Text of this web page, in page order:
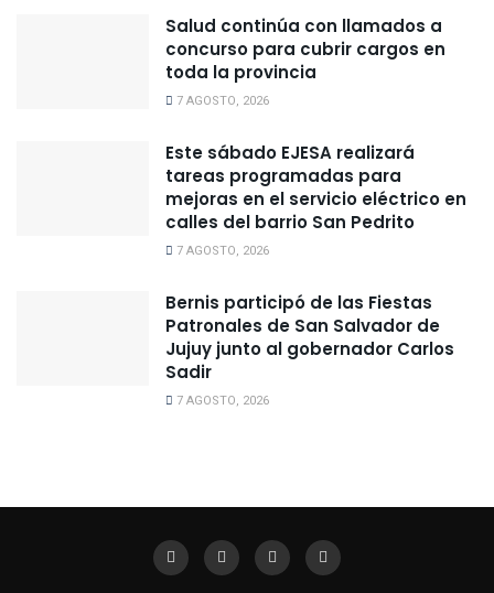
Salud continúa con llamados a
concurso para cubrir cargos en
toda la provincia
7 AGOSTO, 2026
Este sábado EJESA realizará
tareas programadas para
mejoras en el servicio eléctrico en
calles del barrio San Pedrito
7 AGOSTO, 2026
Bernis participó de las Fiestas
Patronales de San Salvador de
Jujuy junto al gobernador Carlos
Sadir
7 AGOSTO, 2026